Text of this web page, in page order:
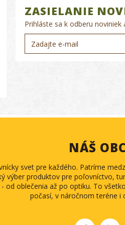
ZASIELANIE
Prihláste sa k odberu
NÁŠ
svet pre každého. Patríme
výber produktov pre poľovníctvo,
od oblečenia až po optiku. To
počasí, v náročnom teréne i